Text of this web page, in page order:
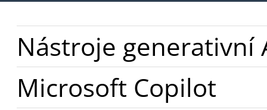
Nástroje generativní
Microsoft Copilot